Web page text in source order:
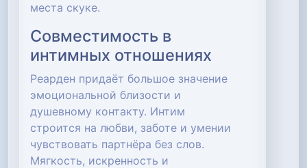
места скуке.
Совместимость в
интимных отношениях
Реарден придаёт большое значение
эмоциональной близости и
душевному контакту. Интим
строится на любви, заботе и умении
чувствовать партнёра без слов.
Мягкость, искренность и